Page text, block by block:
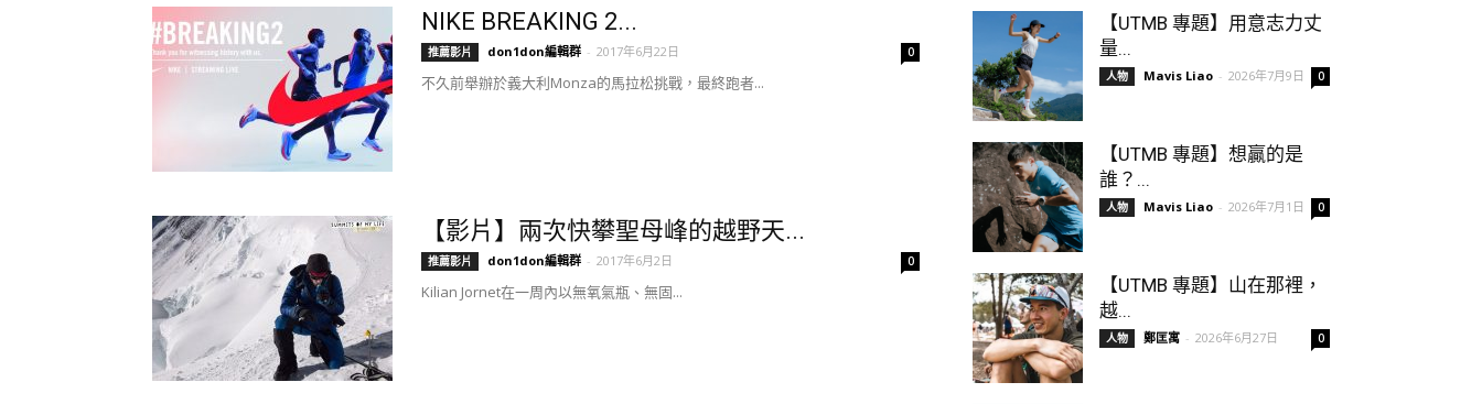
NIKE BREAKING 2...
推薦影片 don1don編輯群 - 2017年6月22日 0
不久前舉辦於義大利Monza的馬拉松挑戰，最終跑者...
【影片】兩次快攀聖母峰的越野天...
推薦影片 don1don編輯群 - 2017年6月2日 0
Kilian Jornet在一周內以無氧氣瓶、無固...
【UTMB 專題】用意志力丈
量...
人物 Mavis Liao - 2026年7月9日 0
【UTMB 專題】想贏的是
誰？...
人物 Mavis Liao - 2026年7月1日 0
【UTMB 專題】山在那裡，
越...
人物 鄭匡寓 - 2026年6月27日 0